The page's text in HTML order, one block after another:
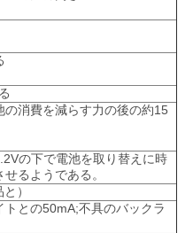
の消費を減らす力の後の約15
の下で電池を取り替えに時
るようである。
）
との50mA;不具のバックラ